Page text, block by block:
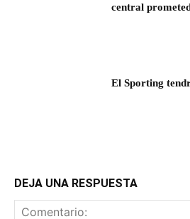
central
El Sporting
DEJA UNA RESPUESTA